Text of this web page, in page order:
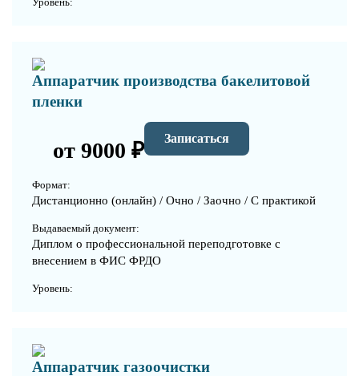
Аппаратчик производства бакелитовой
пленки
от 9000 ₽ Записаться
Формат:
Дистанционно (онлайн) / Очно / Заочно / С практикой
Выдаваемый документ:
Диплом о профессиональной переподготовке с
внесением в ФИС ФРДО
Уровень:
Аппаратчик газоочистки